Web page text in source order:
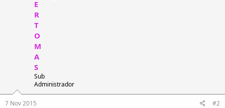
E
R
T
O
M
A
S
Sub
Administrador
7 Nov 2015 #2